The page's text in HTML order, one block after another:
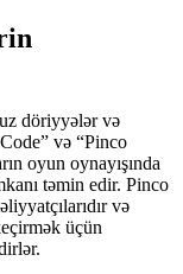
döriyyələr və
və “Pinco
oyun oynayışında
təmin edir. Pinco
və
üçün